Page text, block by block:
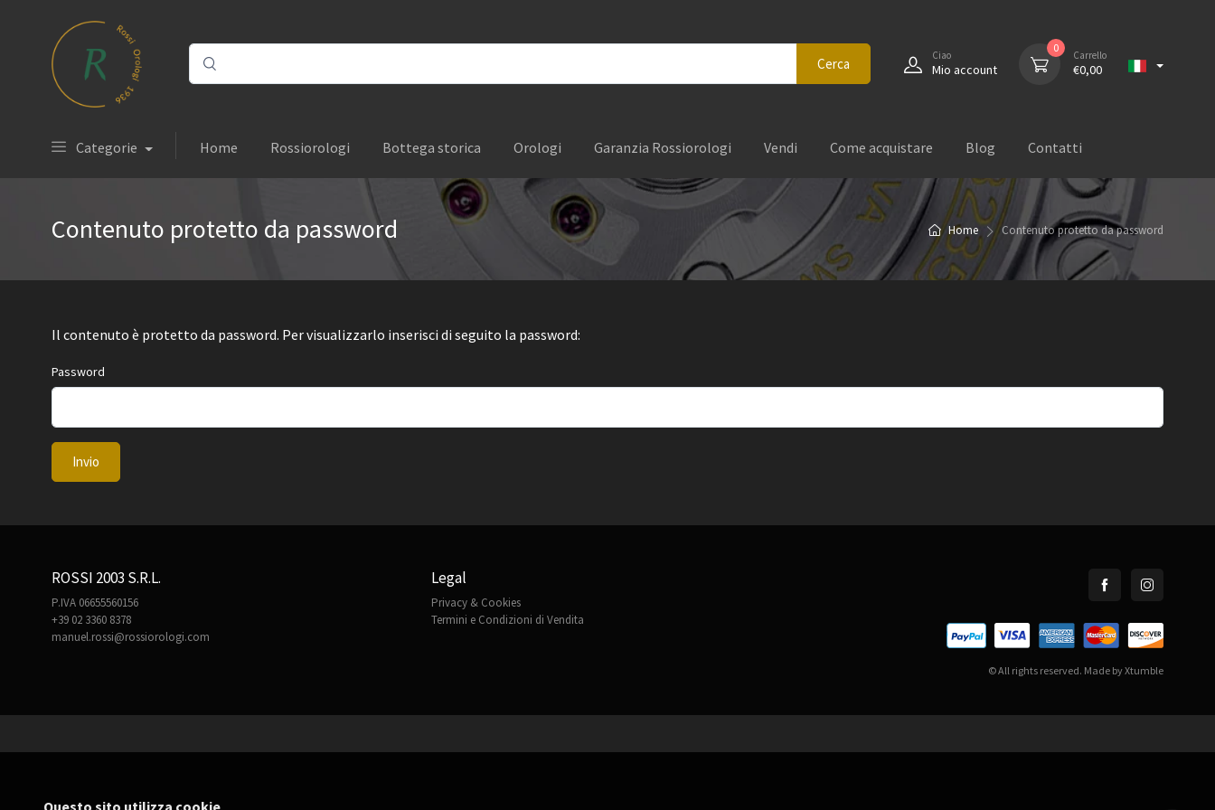
Cerca Ciao
Mio account
0
Carrello
€0,00
Categorie Home Rossiorologi Bottega storica Orologi Garanzia Rossiorologi Vendi Come acquistare Blog Contatti
Home Contenuto protetto da password
Contenuto protetto da password
Il contenuto è protetto da password. Per visualizzarlo inserisci di seguito la password:
Password
Invio
ROSSI 2003 S.R.L.
P.IVA 06655560156
+39 02 3360 8378
manuel.rossi@rossiorologi.com
Legal
Privacy & Cookies
Termini e Condizioni di Vendita
© All rights reserved. Made byXtumble
Questo sito utilizza cookie